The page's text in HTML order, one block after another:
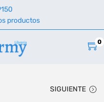
productos
0
SIGUIENTE